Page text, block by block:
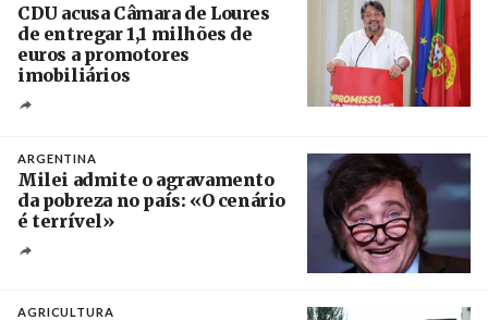
CDU acusa Câmara de Loures
de entregar 1,1 milhões de
euros a promotores
imobiliários
ARGENTINA
Milei admite o agravamento
da pobreza no país: «O cenário
é terrível»
AGRICULTURA